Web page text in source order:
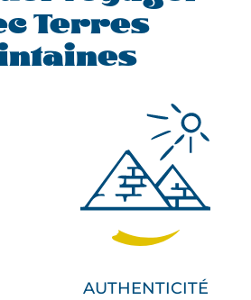
Terres
AUTHENTICITÉ